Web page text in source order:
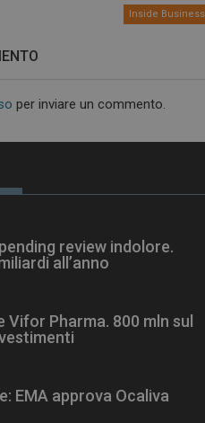
Inside Business
per inviare un commento.
review indolore.
all’anno
Vifor Pharma. 800 mln sul
EMA approva Ocaliva
tracking-sites-